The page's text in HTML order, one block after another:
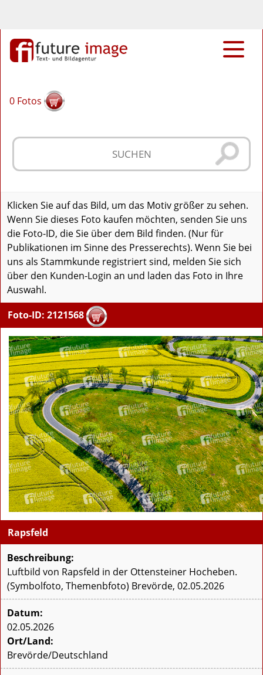
0 Fotos
Klicken Sie auf das Bild, um das Motiv größer zu sehen.
Wenn Sie dieses Foto kaufen möchten, senden Sie uns
die Foto-ID, die Sie über dem Bild finden. (Nur für
Publikationen im Sinne des Presserechts). Wenn Sie bei
uns als Stammkunde registriert sind, melden Sie sich
über den Kunden-Login an und laden das Foto in Ihre
Auswahl.
Foto-ID: 2121568
Rapsfeld
Beschreibung:
Luftbild von Rapsfeld in der Ottensteiner Hocheben.
(Symbolfoto, Themenbfoto) Brevörde, 02.05.2026
Datum:
02.05.2026
Ort/Land:
Brevörde/Deutschland